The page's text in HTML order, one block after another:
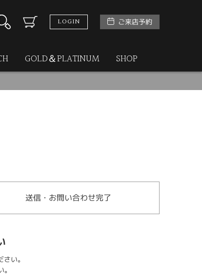
LOGIN ご来店予約
GOLD＆PLATINUM SHOP
送信・お問い合わせ完了
い。